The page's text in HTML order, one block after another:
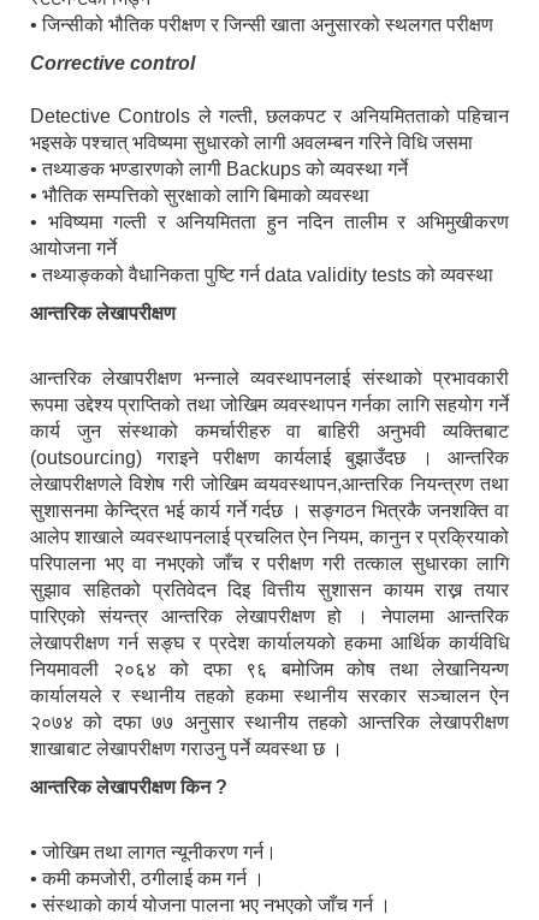
• जिन्सीको भौतिक परीक्षण र जिन्सी खाता अनुसारको स्थलगत परीक्षण
Corrective control
Detective Controls ले गल्ती, छलकपट र अनियमितताको पहिचान
भइसके पश्चात् भविष्यमा सुधारको लागी अवलम्बन गरिने विधि जसमा
• तथ्याङक भण्डारणको लागी Backups को व्यवस्था गर्ने
• भौतिक सम्पत्तिको सुरक्षाको लागि बिमाको व्यवस्था
• भविष्यमा गल्ती र अनियमितता हुन नदिन तालीम र अभिमुखीकरण
आयोजना गर्ने
• तथ्याङ्कको वैधानिकता पुष्टि गर्न data validity tests को व्यवस्था
आन्तरिक लेखापरीक्षण
आन्तरिक लेखापरीक्षण भन्नाले व्यवस्थापनलाई संस्थाको प्रभावकारी
रूपमा उद्देश्य प्राप्तिको तथा जोखिम व्यवस्थापन गर्नका लागि सहयोग गर्ने
कार्य जुन संस्थाको कमर्चारीहरु वा बाहिरी अनुभवी व्यक्तिबाट
(outsourcing) गराइने परीक्षण कार्यलाई बुझाउँदछ । आन्तरिक
लेखापरीक्षणले विशेष गरी जोखिम व्वयवस्थापन,आन्तरिक नियन्त्रण तथा
सुशासनमा केन्द्रित भई कार्य गर्ने गर्दछ । सङ्गठन भित्रकै जनशक्ति वा
आलेप शाखाले व्यवस्थापनलाई प्रचलित ऐन नियम, कानुन र प्रक्रियाको
परिपालना भए वा नभएको जाँच र परीक्षण गरी तत्काल सुधारका लागि
सुझाव सहितको प्रतिवेदन दिइ वित्तीय सुशासन कायम राख्न तयार
पारिएको संयन्त्र आन्तरिक लेखापरीक्षण हो । नेपालमा आन्तरिक
लेखापरीक्षण गर्न सङ्घ र प्रदेश कार्यालयको हकमा आर्थिक कार्यविधि
नियमावली २०६४ को दफा ९६ बमोजिम कोष तथा लेखानियन्ण
कार्यालयले र स्थानीय तहको हकमा स्थानीय सरकार सञ्चालन ऐन
२०७४ को दफा ७७ अनुसार स्थानीय तहको आन्तरिक लेखापरीक्षण
शाखाबाट लेखापरीक्षण गराउनु पर्ने व्यवस्था छ ।
आन्तरिक लेखापरीक्षण किन ?
• जोखिम तथा लागत न्यूनीकरण गर्न।
• कमी कमजोरी, ठगीलाई कम गर्न ।
• संस्थाको कार्य योजना पालना भए नभएको जाँच गर्न ।